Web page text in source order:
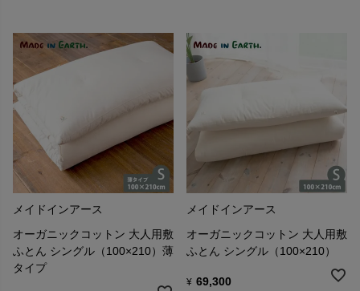
メイドインアース
オーガニックコットン 大人用敷
ふとん シングル（100×210）薄
タイプ
メイドインアース
オーガニックコットン 大人用敷
ふとん シングル（100×210）
¥ 69,300